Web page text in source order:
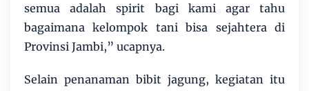
semua adalah spirit bagi kami agar tahu
bagaimana kelompok tani bisa sejahtera di
Provinsi Jambi,” ucapnya.
Selain penanaman bibit jagung, kegiatan itu